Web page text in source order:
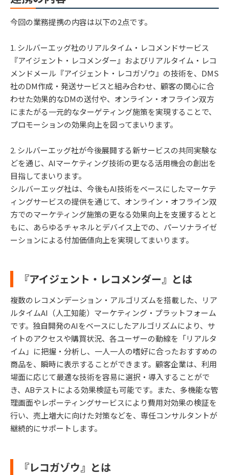
今回の業務提携の内容は以下の2点です。
1. シルバーエッグ社のリアルタイム・レコメンドサービス
『アイジェント・レコメンダー』およびリアルタイム・レコ
メンドメール『アイジェント・レコガゾウ』の技術を、DMS
社のDM作成・発送サービスと組み合わせ、顧客の関心に合
わせた効果的なDMの送付や、オンライン・オフライン双方
にまたがる一元的なターゲティング施策を実現することで、
プロモーションの効果向上を図ってまいります。
2. シルバーエッグ社が今後展開する新サービスの共同実験な
どを通じ、AIマーケティング技術の更なる活用機会の創出を
目指してまいります。
シルバーエッグ社は、今後もAI技術をベースにしたマーケテ
ィングサービスの提供を通じて、オンライン・オフライン双
方でのマーケティング施策の更なる効果向上を支援するとと
もに、あらゆるチャネルとデバイス上での、パーソナライゼ
ーションによる付加価値向上を実現してまいります。
『アイジェント・レコメンダー』とは
複数のレコメンデーション・アルゴリズムを搭載した、リア
ルタイムAI（人工知能）マーケティング・プラットフォーム
です。独自開発のAIをベースにしたアルゴリズムにより、サ
イトのアクセスや購買状況、各ユーザーの動線を「リアルタ
イム」に把握・分析し、一人一人の嗜好に合ったおすすめの
商品を、瞬時に表示することができます。顧客企業は、利用
場面に応じて最適な技術を容易に選択・導入することがで
き、ABテストによる効果検証も可能です。また、多機能な管
理画面やレポーティングサービスにより費用対効果の検証を
行い、売上増大に向けた対策などを、専任コンサルタントが
継続的にサポートします。
『レコガゾウ』とは